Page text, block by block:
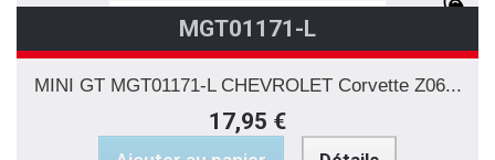
MGT01171-L
MINI GT MGT01171-L CHEVROLET Corvette Z06...
17,95 €